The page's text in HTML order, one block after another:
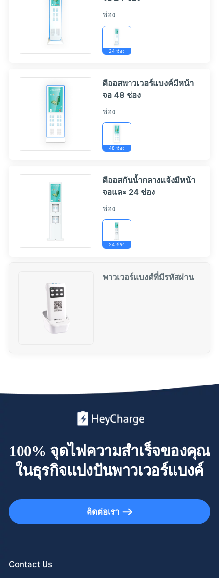
ช่อง
24 ช่อง
คีออสพาวเวอร์แบงค์มีหน้า
จอ 48 ช่อง
ช่อง
48 ช่อง
คีออสกันน้ำกลางแจ้งมีหน้า
จอและ 24 ช่อง
ช่อง
24 ช่อง
พาวเวอร์แบงค์ที่มีรหัสผ่าน
100% จุดไฟความสำเร็จของคุณ
ในธุรกิจแบ่งปันพาวเวอร์แบงค์
ติดต่อเรา
Contact Us